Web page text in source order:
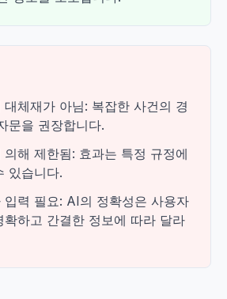
대체재가 아님: 복잡한 사건의 경
문을 권장합니다.
의해 제한됨: 효과는 특정 규정에
있습니다.
입력 필요: AI의 정확성은 사용자
확하고 간결한 정보에 따라 달라